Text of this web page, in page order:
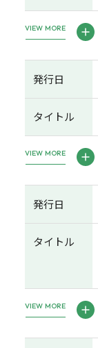
VIEW MORE
発行日
タイトル
VIEW MORE
発行日
タイトル
VIEW MORE